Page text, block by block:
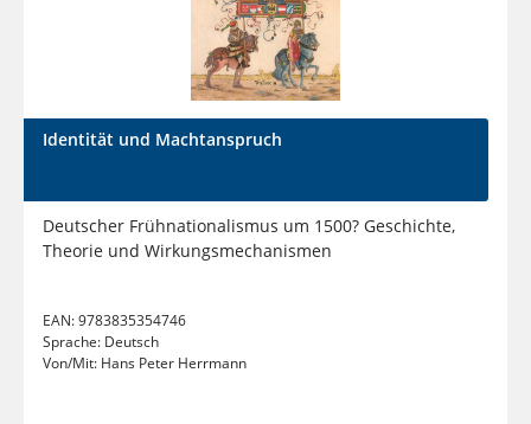
Identität und Machtanspruch
Deutscher Frühnationalismus um 1500? Geschichte,
Theorie und Wirkungsmechanismen
EAN:9783835354746
Sprache: Deutsch
Von/Mit: Hans Peter Herrmann